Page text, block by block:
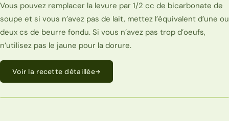
Vous pouvez remplacer la levure par 1/2 cc de bicarbonate de
soupe et si vous n’avez pas de lait, mettez l’équivalent d’une ou
deux cs de beurre fondu. Si vous n’avez pas trop d’oeufs,
n’utilisez pas le jaune pour la dorure.
Voir la recette détaillée